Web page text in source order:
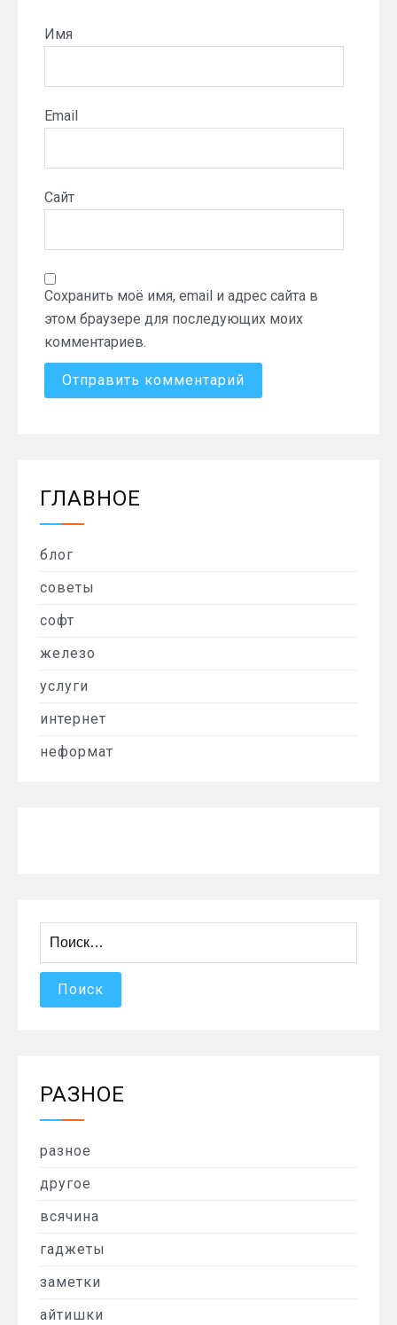
Имя
Email
Сайт
Сохранить моё имя, email и адрес сайта в
этом браузере для последующих моих
комментариев.
ГЛАВНОЕ
блог
советы
софт
железо
услуги
интернет
неформат
РАЗНОЕ
разное
другое
всячина
гаджеты
заметки
айтишки